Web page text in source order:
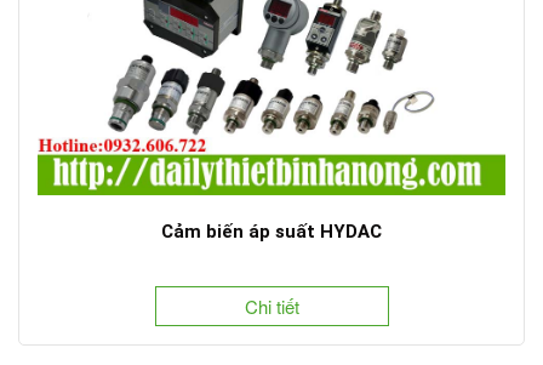
Cảm biến áp suất HYDAC
Chi tiết